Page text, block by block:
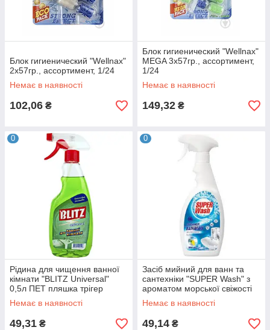
Блок гигиенический "Wellnax"
2x57гр., ассортимент, 1/24
Немає в наявності
102,06 ₴
Блок гигиенический "Wellnax"
MEGA 3x57гр., ассортимент,
1/24
Немає в наявності
149,32 ₴
0
Рідина для чищення ванної
кімнати "BLITZ Universal"
0,5л ПЕТ пляшка трігер
(18шт/уп) 19824
Немає в наявності
49,31 ₴
0
Засіб мийний для ванн та
сантехніки "SUPER Wash" з
ароматом морської свіжості
500 мл 19824
Немає в наявності
49,14 ₴